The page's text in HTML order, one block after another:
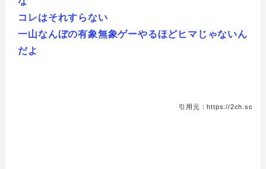
コレはそれすらない
一山なんぼの有象無象ゲーやるほどヒマじゃないん
だよ
引用元：https://2ch.sc